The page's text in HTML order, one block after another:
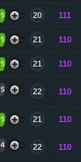
5 20 111
5 21 110
5 21 110
5 22 110
5 21 110
4 22 110